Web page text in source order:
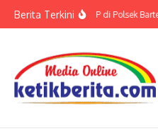
Berita TerkiniTerkait LP di Polsek